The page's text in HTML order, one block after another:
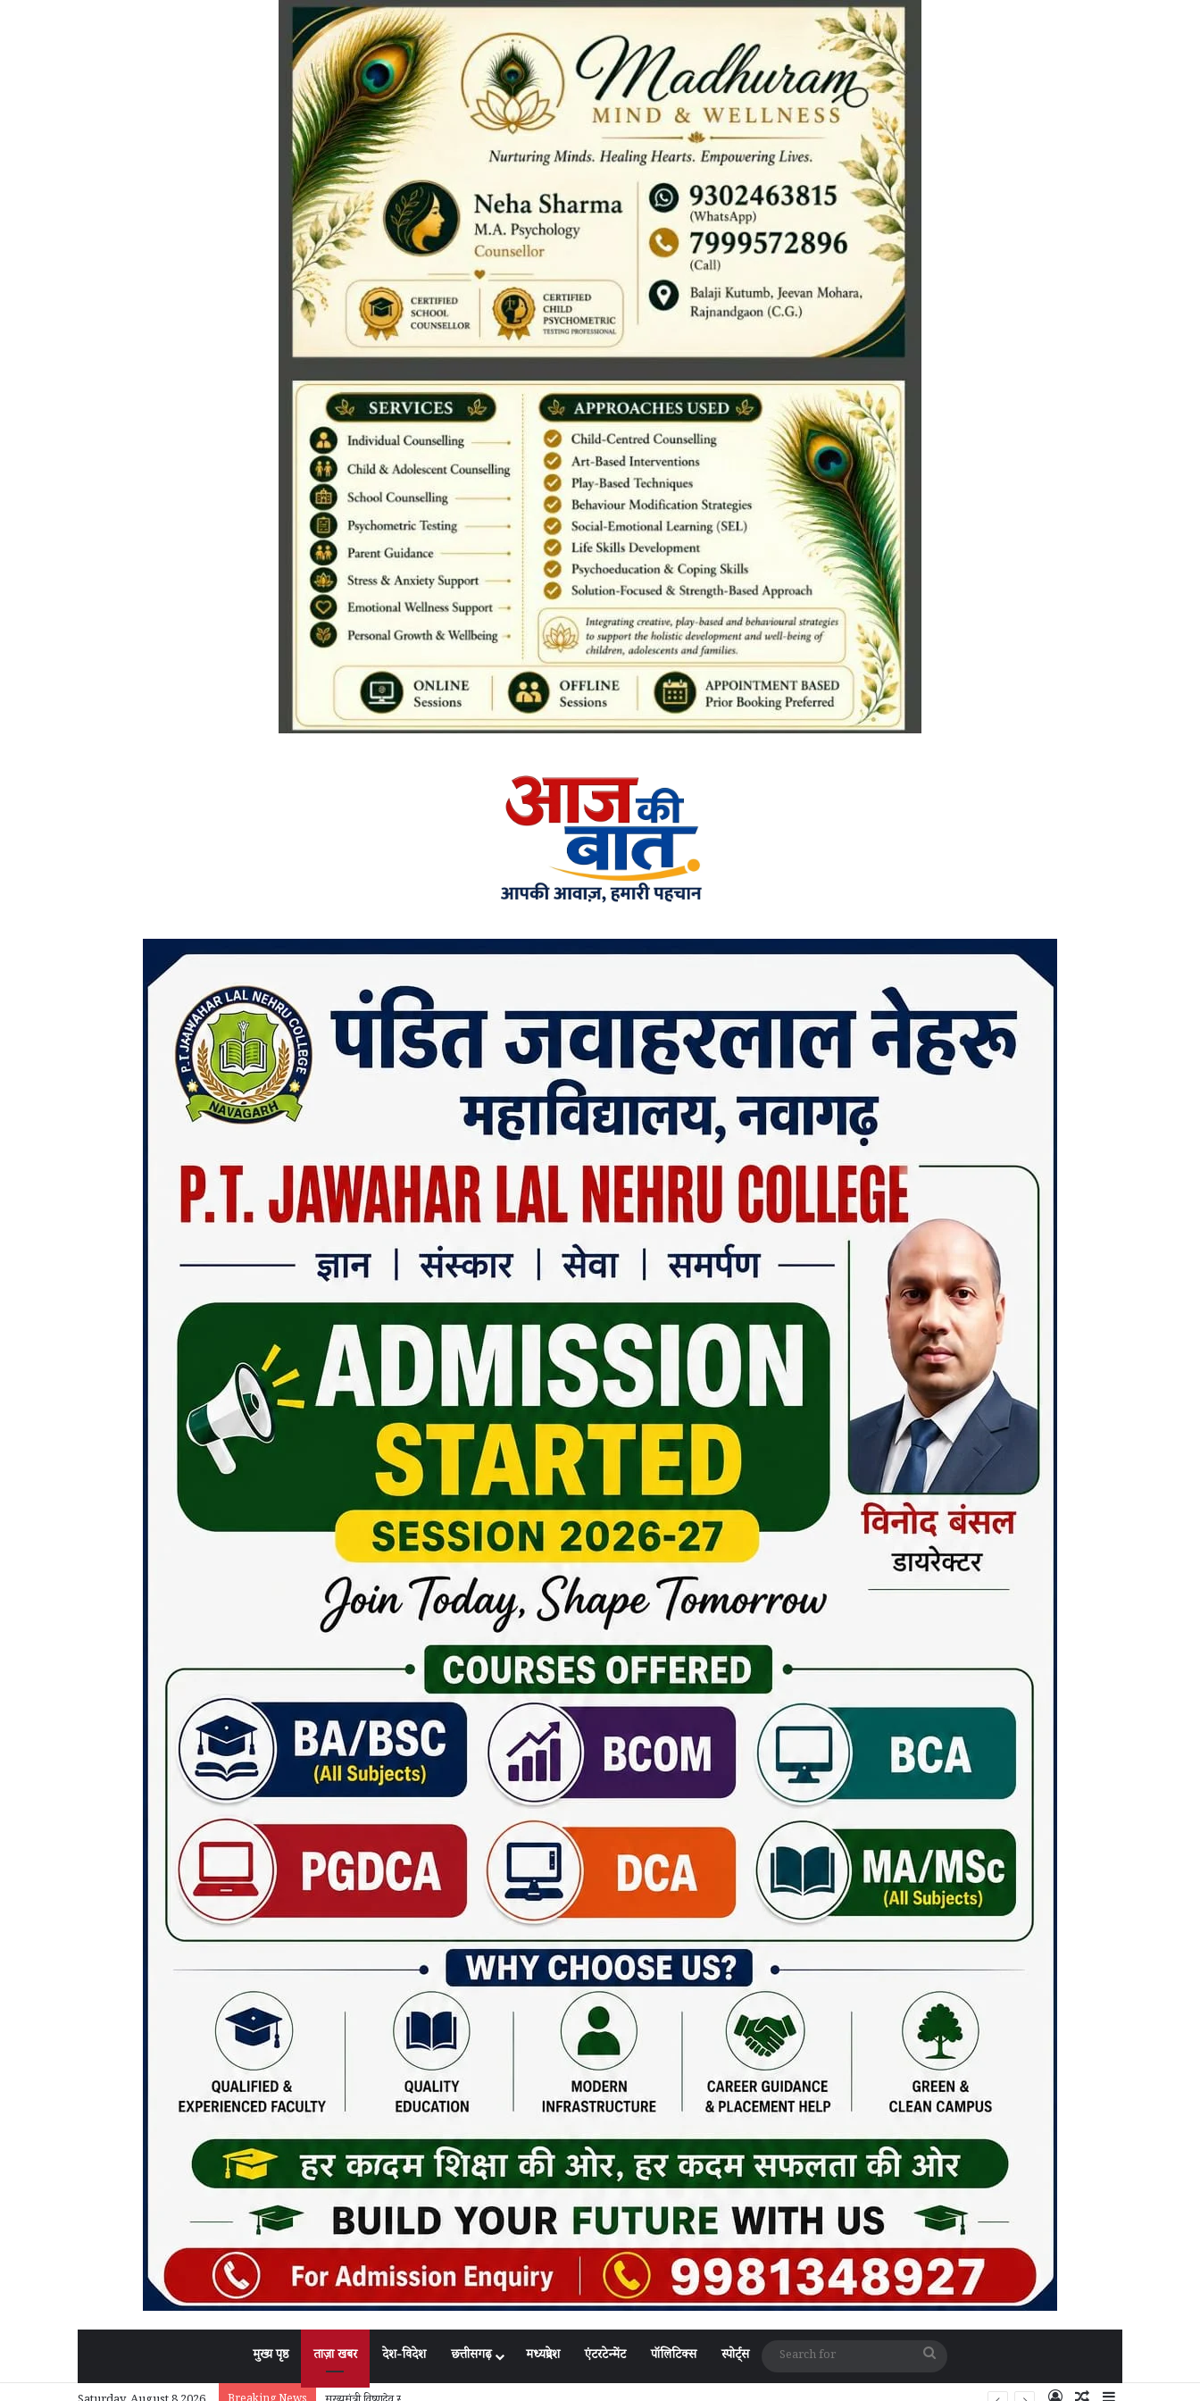
मुख्य पृष्ठ ताज़ा खबर देश-विदेश छत्तीसगढ़ मध्यप्रदेश एंटरटेन्मेंट पॉलिटिक्स स्पोर्ट्स
Search
for